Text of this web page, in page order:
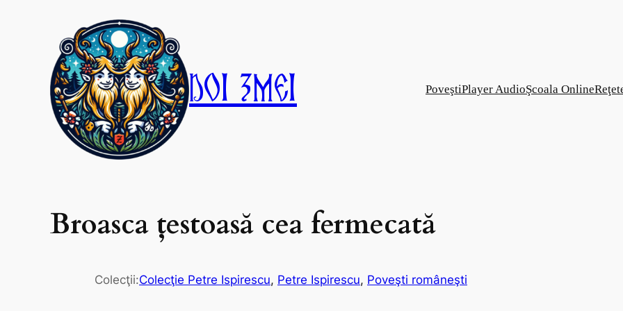
Doi Zmei PoveştiPlayer AudioŞcoala Online
Broasca ţestoasă cea fermecată
Colecţii:Colecţie Petre Ispirescu, Petre Ispirescu, Poveşti româneşti